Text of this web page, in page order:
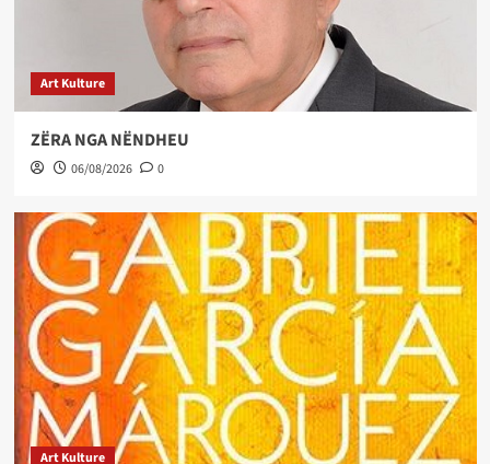
Art Kulture
ZËRA NGA NËNDHEU
06/08/2026 0
Art Kulture